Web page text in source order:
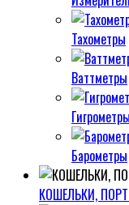
Тахометры
Ваттметры
Барометры
КОШЕЛЬКИ,